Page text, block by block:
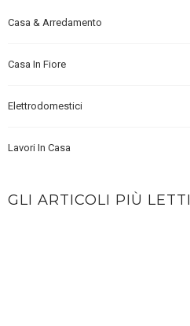
Casa & Arredamento
Casa In Fiore
Elettrodomestici
Lavori In Casa
GLI ARTICOLI PIÙ LETTI